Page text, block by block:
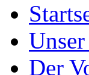
Der